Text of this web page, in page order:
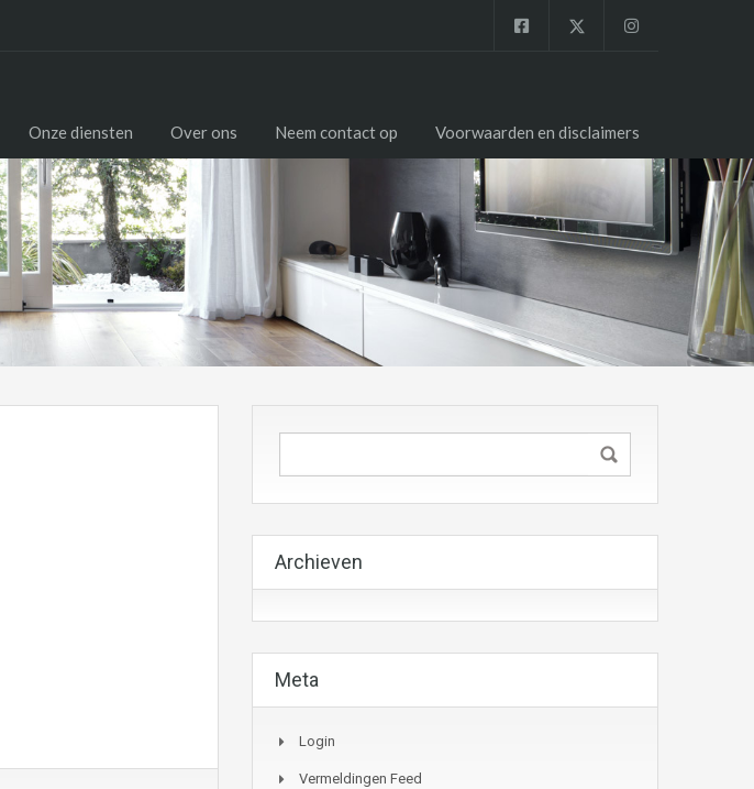
Onze diensten Over ons Neem contact op Voorwaarden en disclaimers
Archieven
Meta
Login
Vermeldingen Feed